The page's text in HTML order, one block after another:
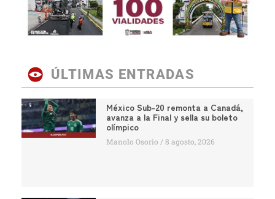
ÚLTIMAS ENTRADAS
México Sub-20 remonta a Canadá,
avanza a la Final y sella su boleto
olímpico
Manolo Osorio 8 agosto, 2026